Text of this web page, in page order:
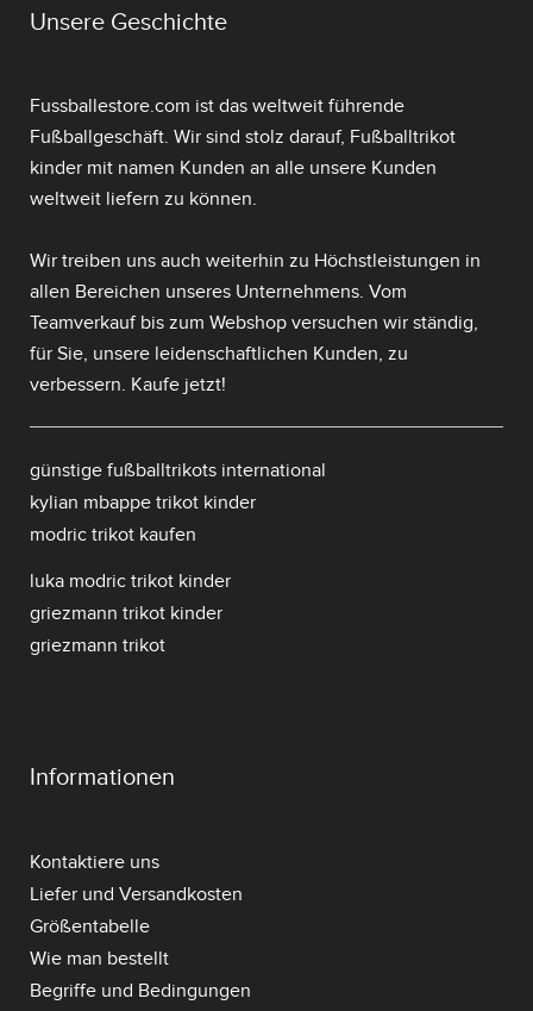
Unsere Geschichte
Fussballestore.com ist das weltweit führende
Fußballgeschäft. Wir sind stolz darauf, Fußballtrikot
kinder mit namen Kunden an alle unsere Kunden
weltweit liefern zu können.
Wir treiben uns auch weiterhin zu Höchstleistungen in
allen Bereichen unseres Unternehmens. Vom
Teamverkauf bis zum Webshop versuchen wir ständig,
für Sie, unsere leidenschaftlichen Kunden, zu
verbessern. Kaufe jetzt!
günstige fußballtrikots international
kylian mbappe trikot kinder
modric trikot kaufen
luka modric trikot kinder
griezmann trikot kinder
griezmann trikot
Informationen
Kontaktiere uns
Liefer und Versandkosten
Größentabelle
Wie man bestellt
Begriffe und Bedingungen